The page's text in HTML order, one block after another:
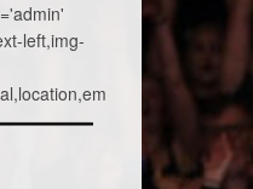
left,img-